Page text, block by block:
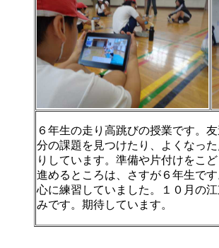
６年生の走り高跳びの授業です。
分の課題を見つけたり、よくなっ
りしています。準備や片付けをこ
進めるところは、さすが６年生で
心に練習していました。１０月の
みです。期待しています。